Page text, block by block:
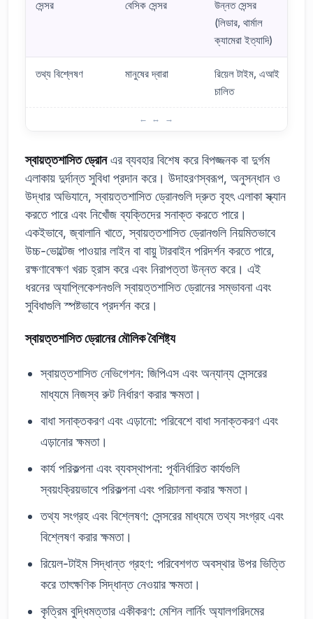
সেন্সর বেসিক সেন্সর
উন্নত সেন্সর
(লিডার, থার্মাল
ক্যামেরা ইত্যাদি)
তথ্য বিশ্লেষণ মানুষের দ্বারা
রিয়েল টাইম, এআই
চালিত
স্বায়ত্তশাসিত ড্রোনএর ব্যবহার বিশেষ করে বিপজ্জনক বা দুর্গম
এলাকায় দুর্দান্ত সুবিধা প্রদান করে। উদাহরণস্বরূপ, অনুসন্ধান ও
উদ্ধার অভিযানে, স্বায়ত্তশাসিত ড্রোনগুলি দ্রুত বৃহৎ এলাকা স্ক্যান
করতে পারে এবং নিখোঁজ ব্যক্তিদের সনাক্ত করতে পারে।
একইভাবে, জ্বালানি খাতে, স্বায়ত্তশাসিত ড্রোনগুলি নিয়মিতভাবে
উচ্চ-ভোল্টেজ পাওয়ার লাইন বা বায়ু টারবাইন পরিদর্শন করতে পারে,
রক্ষণাবেক্ষণ খরচ হ্রাস করে এবং নিরাপত্তা উন্নত করে। এই
ধরনের অ্যাপ্লিকেশনগুলি স্বায়ত্তশাসিত ড্রোনের সম্ভাবনা এবং
সুবিধাগুলি স্পষ্টভাবে প্রদর্শন করে।
স্বায়ত্তশাসিত ড্রোনের মৌলিক বৈশিষ্ট্য
স্বায়ত্তশাসিত নেভিগেশন: জিপিএস এবং অন্যান্য সেন্সরের
মাধ্যমে নিজস্ব রুট নির্ধারণ করার ক্ষমতা।
বাধা সনাক্তকরণ এবং এড়ানো: পরিবেশে বাধা সনাক্তকরণ এবং
এড়ানোর ক্ষমতা।
কার্য পরিকল্পনা এবং ব্যবস্থাপনা: পূর্বনির্ধারিত কার্যগুলি
স্বয়ংক্রিয়ভাবে পরিকল্পনা এবং পরিচালনা করার ক্ষমতা।
তথ্য সংগ্রহ এবং বিশ্লেষণ: সেন্সরের মাধ্যমে তথ্য সংগ্রহ এবং
বিশ্লেষণ করার ক্ষমতা।
রিয়েল-টাইম সিদ্ধান্ত গ্রহণ: পরিবেশগত অবস্থার উপর ভিত্তি
করে তাৎক্ষণিক সিদ্ধান্ত নেওয়ার ক্ষমতা।
কৃত্রিম বুদ্ধিমত্তার একীকরণ: মেশিন লার্নিং অ্যালগরিদমের